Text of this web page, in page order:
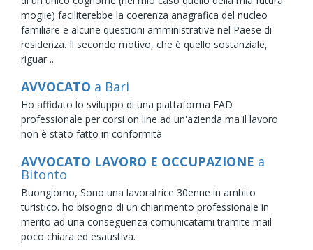
moglie) faciliterebbe la coerenza anagrafica del nucleo
familiare e alcune questioni amministrative nel Paese di
residenza. Il secondo motivo, che è quello sostanziale,
riguar ..
AVVOCATO a Bari
Ho affidato lo sviluppo di una piattaforma FAD
professionale per corsi on line ad un'azienda ma il lavoro
non è stato fatto in conformità
AVVOCATO LAVORO E OCCUPAZIONE a
Bitonto
Buongiorno, Sono una lavoratrice 30enne in ambito
turistico. ho bisogno di un chiarimento professionale in
merito ad una conseguenza comunicatami tramite mail
poco chiara ed esaustiva.